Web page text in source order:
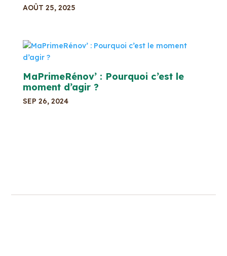
AOÛT 25, 2025
MaPrimeRénov’ : Pourquoi c’est le
moment d’agir ?
SEP 26, 2024